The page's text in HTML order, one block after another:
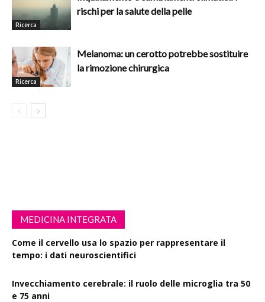
Ricerca
rischi per la salute della pelle
Ricerca
Melanoma: un cerotto potrebbe sostituire
la rimozione chirurgica
MEDICINA INTEGRATA
Come il cervello usa lo spazio per rappresentare il
tempo: i dati neuroscientifici
Invecchiamento cerebrale: il ruolo delle microglia tra 50
e 75 anni